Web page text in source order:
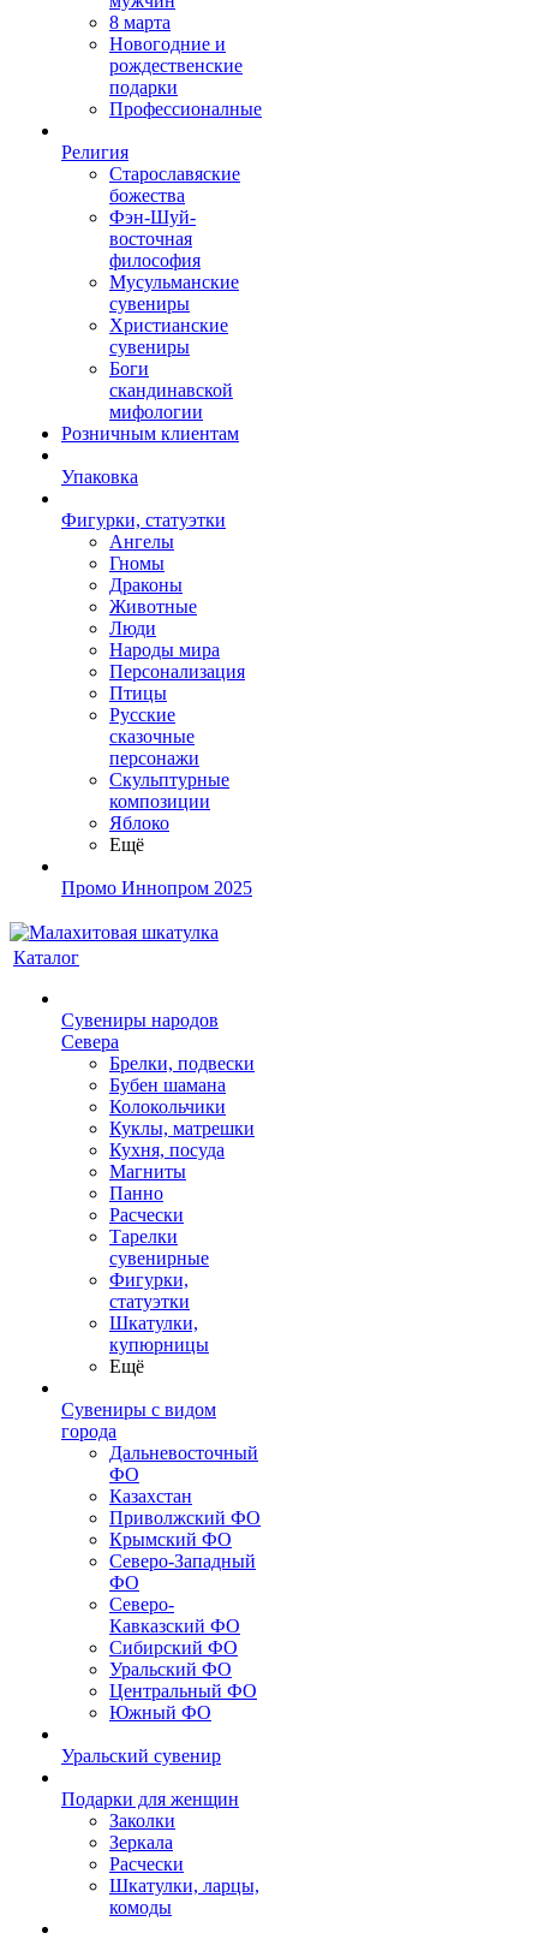
8 марта
Новогодние и
рождественские
подарки
Профессионалные
Религия
Старославяские
божества
Фэн-Шуй-
восточная
философия
Мусульманские
сувениры
Христианские
сувениры
Боги
скандинавской
мифологии
Розничным клиентам
Упаковка
Фигурки, статуэтки
Ангелы
Гномы
Драконы
Животные
Люди
Народы мира
Персонализация
Птицы
Русские
сказочные
персонажи
Скульптурные
композиции
Яблоко
Ещё
Промо Иннопром 2025
Каталог
Сувениры народов
Севера
Брелки, подвески
Бубен шамана
Колокольчики
Куклы, матрешки
Кухня, посуда
Магниты
Панно
Расчески
Тарелки
сувенирные
Фигурки,
статуэтки
Шкатулки,
купюрницы
Ещё
Сувениры с видом
города
Дальневосточный
ФО
Казахстан
Приволжский ФО
Крымский ФО
Северо-Западный
ФО
Северо-
Кавказский ФО
Сибирский ФО
Уральский ФО
Центральный ФО
Южный ФО
Уральский сувенир
Подарки для женщин
Заколки
Зеркала
Расчески
Шкатулки, ларцы,
комоды